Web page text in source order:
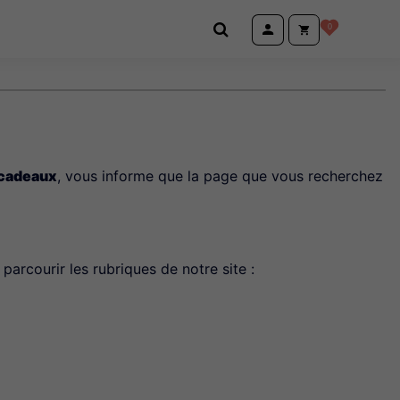
0
, vous informe que la page que vous recherchez
les rubriques de notre site :